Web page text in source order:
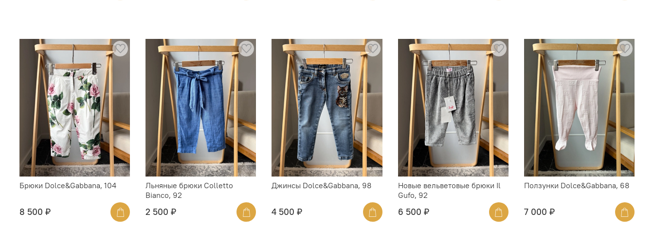
Брюки Dolce&Gabbana, 104
8 500 ₽
Льняные брюки Colletto
Bianco, 92
2 500 ₽
Джинсы Dolce&Gabbana, 98
4 500 ₽
Новые вельветовые брюки Il
Gufo, 92
6 500 ₽
Ползунки Dolce&Gabbana, 68
7 000 ₽